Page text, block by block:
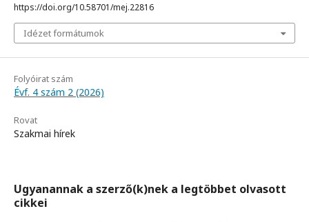
https://doi.org/10.58701/mej.22816
Idézet formátumok
Folyóirat szám
Évf. 4 szám 2 (2026)
Rovat
Szakmai hírek
Ugyanannak a szerző(k)nek a legtöbbet olvasott
cikkei